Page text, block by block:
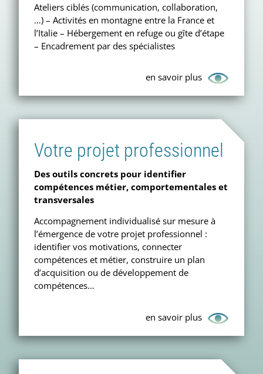
Ateliers ciblés (communication, collaboration,
…) – Activités en montagne entre la France et
l’Italie – Hébergement en refuge ou gîte d’étape
– Encadrement par des spécialistes
en savoir plus
Votre projet professionnel
Des outils concrets pour identifier
compétences métier, comportementales et
transversales
Accompagnement individualisé sur mesure à
l’émergence de votre projet professionnel :
identifier vos motivations, connecter
compétences et métier, construire un plan
d’acquisition ou de développement de
compétences…
en savoir plus